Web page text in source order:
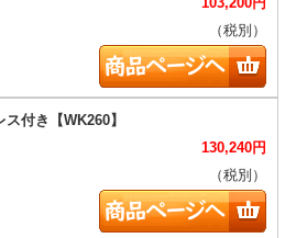
103,200円
（税別）
130,240円
（税別）